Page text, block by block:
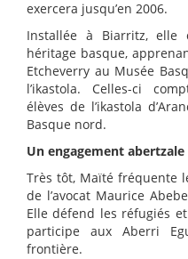
exercera jusqu’en 2006.
Installée à Biarritz, elle
héritage basque,
Etcheverry au Musée
l’ikastola. Celles-ci
élèves de l’ikastola
Basque nord.
Un engagement abertzale
Très tôt, Maïté fréquente
de l’avocat Maurice
Elle défend les réfugiés
participe aux Aberri
frontière.